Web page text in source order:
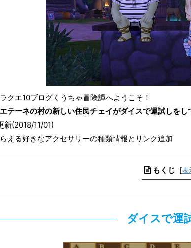
ラクエ10ブログくうちゃ冒険譚へようこそ！
テーネの村の新しい住民チェイがダイスで運試しをし
新(2018/11/01)
える好きなアクセサリーの種類情報とリンク追加
もくじ [表
ダイスで運